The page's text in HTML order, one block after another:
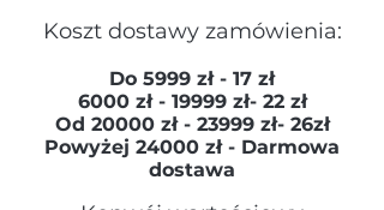
Koszt dostawy zamówienia:
Do 5999 zł - 17 zł
6000 zł - 19999 zł- 22 zł
Od 20000 zł - 23999 zł- 26zł
Powyżej 24000 zł - Darmowa
dostawa